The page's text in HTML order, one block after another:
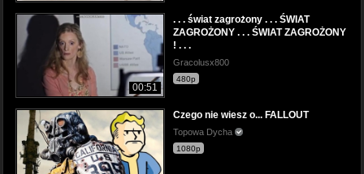
00:51
. . . świat zagrożony . . . ŚWIAT
ZAGROŻONY . . . ŚWIAT ZAGROŻONY
! . . .
Gracolusx800
480p
Czego nie wiesz o... FALLOUT
Topowa Dycha
1080p